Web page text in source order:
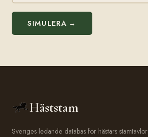
SIMULERA →
Häststam
Sveriges ledande databas för hästars stamtavlor